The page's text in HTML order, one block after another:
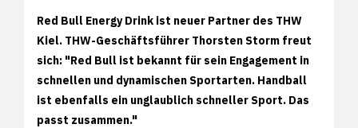
Red Bull Energy Drink ist neuer Partner des THW
Kiel. THW-Geschäftsführer Thorsten Storm freut
sich: "Red Bull ist bekannt für sein Engagement in
schnellen und dynamischen Sportarten. Handball
ist ebenfalls ein unglaublich schneller Sport. Das
passt zusammen."